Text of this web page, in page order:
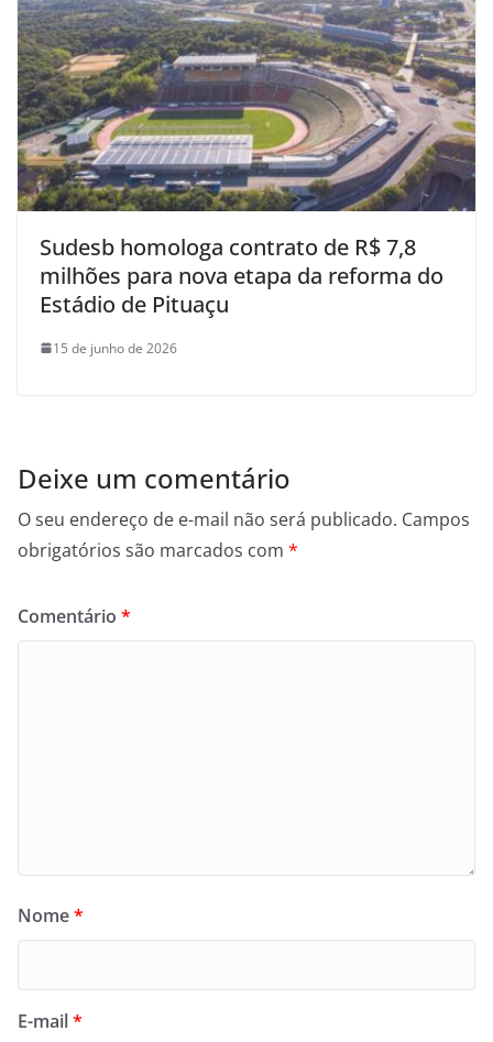
Sudesb homologa contrato de R$ 7,8
milhões para nova etapa da reforma do
Estádio de Pituaçu
15 de junho de 2026
Deixe um comentário
O seu endereço de e-mail não será publicado. Campos
obrigatórios são marcados com *
Comentário *
Nome*
E-mail*